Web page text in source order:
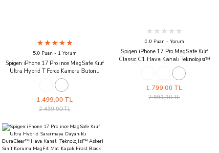
5.0 Puan - 1 Yorum
Spigen iPhone 17 Pro ince MagSafe Kılıf
Ultra Hybrid T Force Kamera Butonu
Sararmaya Dayanıklı DuraClear™ Hava
Kanalı Teknolojisi™ Askeri Sınıf Koruma
1.499,00 TL
2.499,90 TL
0.0 Puan - Yorum
Spigen iPhone 17 Pro MagSafe Kılıf
Classic C1 Hava Kanalı Teknolojisi™
Askeri Sınıf Koruma MagFit iMac Tasarım
Kapak Tangerine
1.799,00 TL
2.999,90 TL